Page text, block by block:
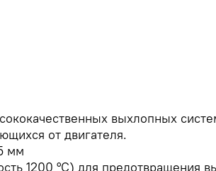
выхлопных
от двигателя.
мм
1200 °C) для предотвращения